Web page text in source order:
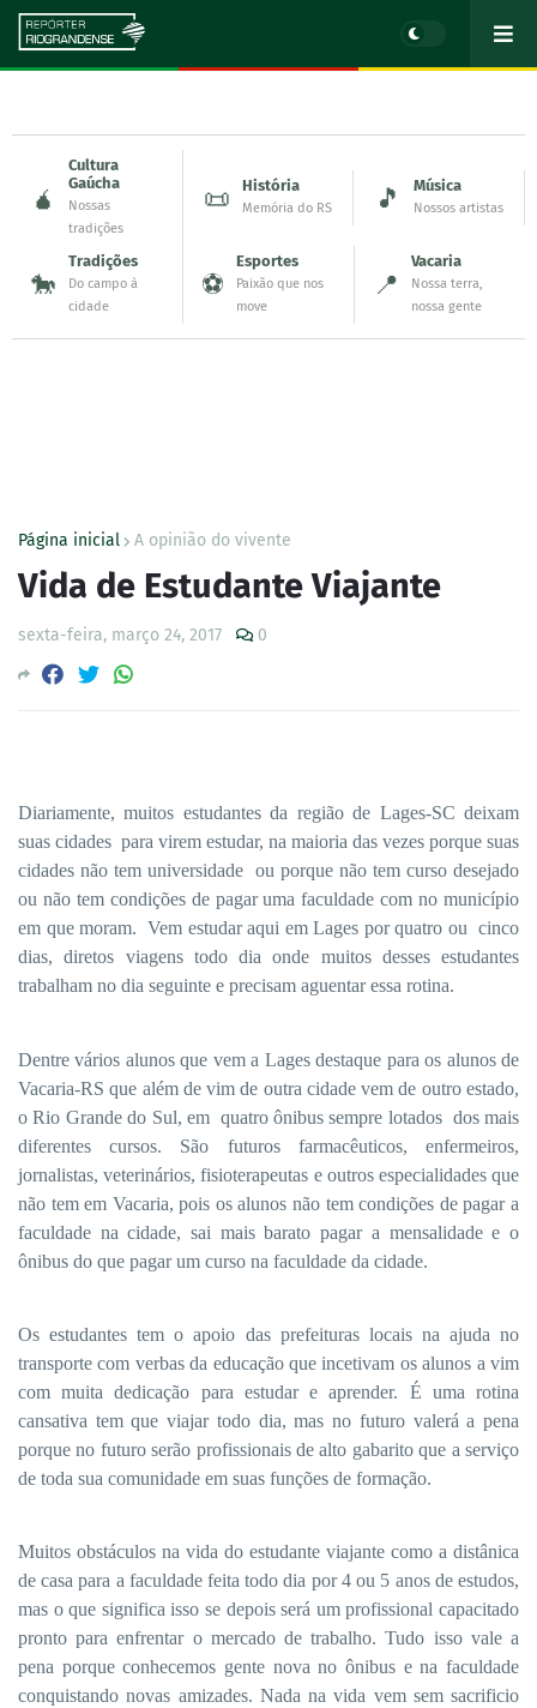
🧉
Cultura
Gaúcha
Nossas
tradições
📜 História
Memória do RS 🎵 Música
Nossos artistas
🐎
Tradições
Do campo à
cidade
⚽
Esportes
Paixão que nos
move
📍
Vacaria
Nossa terra,
nossa gente
Página inicial A opinião do vivente
Vida de Estudante Viajante
sexta-feira, março 24, 2017 0
Diariamente, muitos estudantes da região de Lages-SC deixam
suas cidades para virem estudar, na maioria das vezes porque suas
cidades não tem universidade ou porque não tem curso desejado
ou não tem condições de pagar uma faculdade com no município
em que moram. Vem estudar aqui em Lages por quatro ou cinco
dias, diretos viagens todo dia onde muitos desses estudantes
trabalham no dia seguinte e precisam aguentar essa rotina.
Dentre vários alunos que vem a Lages destaque para os alunos de
Vacaria-RS que além de vim de outra cidade vem de outro estado,
o Rio Grande do Sul, em quatro ônibus sempre lotados dos mais
diferentes cursos. São futuros farmacêuticos, enfermeiros,
jornalistas, veterinários, fisioterapeutas e outros especialidades que
não tem em Vacaria, pois os alunos não tem condições de pagar a
faculdade na cidade, sai mais barato pagar a mensalidade e o
ônibus do que pagar um curso na faculdade da cidade.
Os estudantes tem o apoio das prefeituras locais na ajuda no
transporte com verbas da educação que incetivam os alunos a vim
com muita dedicação para estudar e aprender. É uma rotina
cansativa tem que viajar todo dia, mas no futuro valerá a pena
porque no futuro serão profissionais de alto gabarito que a serviço
de toda sua comunidade em suas funções de formação.
Muitos obstáculos na vida do estudante viajante como a distânica
de casa para a faculdade feita todo dia por 4 ou 5 anos de estudos,
mas o que significa isso se depois será um profissional capacitado
pronto para enfrentar o mercado de trabalho. Tudo isso vale a
pena porque conhecemos gente nova no ônibus e na faculdade
conquistando novas amizades. Nada na vida vem sem sacrificio